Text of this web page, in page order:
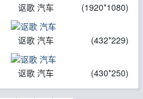
讴歌 汽车 (1920*1080)
讴歌 汽车 (432*229)
讴歌 汽车 (430*250)